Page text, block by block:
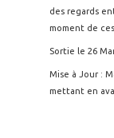
des regards
moment de
Sortie le 26
Mise à Jour :
mettant en